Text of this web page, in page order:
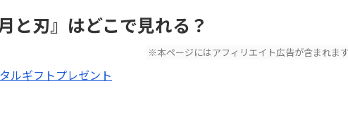
と刃』はどこで見れる？
※本ページにはアフィリエイト広告が含まれま